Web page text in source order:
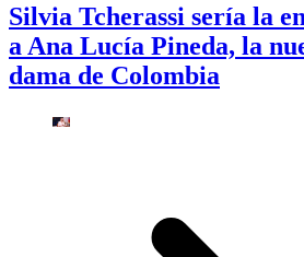
Silvia Tcherassi sería la
a Ana Lucía Pineda, la
dama de Colombia